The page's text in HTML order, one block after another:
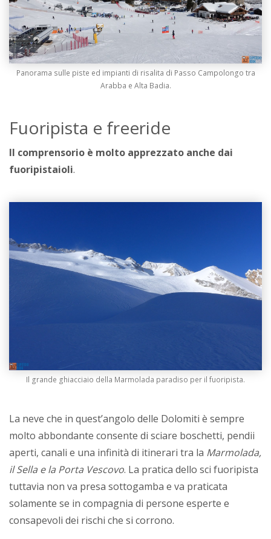
Panorama sulle piste ed impianti di risalita di Passo Campolongo tra
Arabba e Alta Badia.
Fuoripista e freeride
Il comprensorio è molto apprezzato anche dai
fuoripistaioli.
Il grande ghiacciaio della Marmolada paradiso per il fuoripista.
La neve che in quest’angolo delle Dolomiti è sempre
molto abbondante consente di sciare boschetti, pendii
aperti, canali e una infinità di itinerari tra la Marmolada,
il Sella e la Porta Vescovo. La pratica dello sci fuoripista
tuttavia non va presa sottogamba e va praticata
solamente se in compagnia di persone esperte e
consapevoli dei rischi che si corrono.